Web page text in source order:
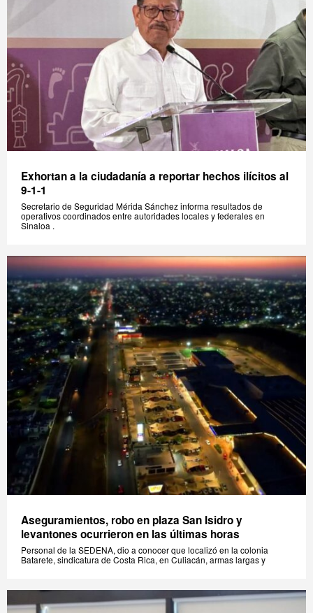
Exhortan a la ciudadanía a reportar hechos ilícitos al
9-1-1
Secretario de Seguridad Mérida Sánchez informa resultados de
operativos coordinados entre autoridades locales y federales en
Sinaloa .
Aseguramientos, robo en plaza San Isidro y
levantones ocurrieron en las últimas horas
Personal de la SEDENA, dio a conocer que localizó en la colonia
Batarete, sindicatura de Costa Rica, en Culiacán, armas largas y